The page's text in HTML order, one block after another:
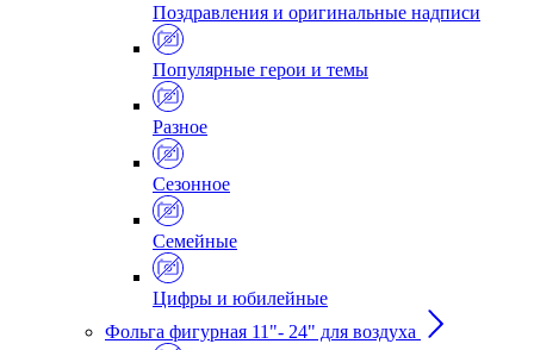
Поздравления и оригинальные надписи
Популярные герои и темы
Разное
Сезонное
Семейные
Цифры и юбилейные
Фольга фигурная 11"- 24" для воздуха